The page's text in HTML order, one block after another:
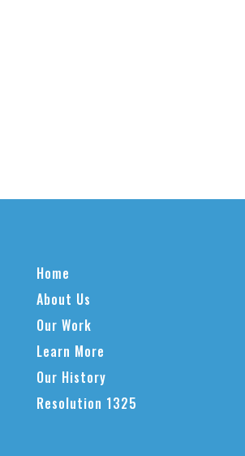
Home
About Us
Our Work
Learn More
Our History
Resolution 1325